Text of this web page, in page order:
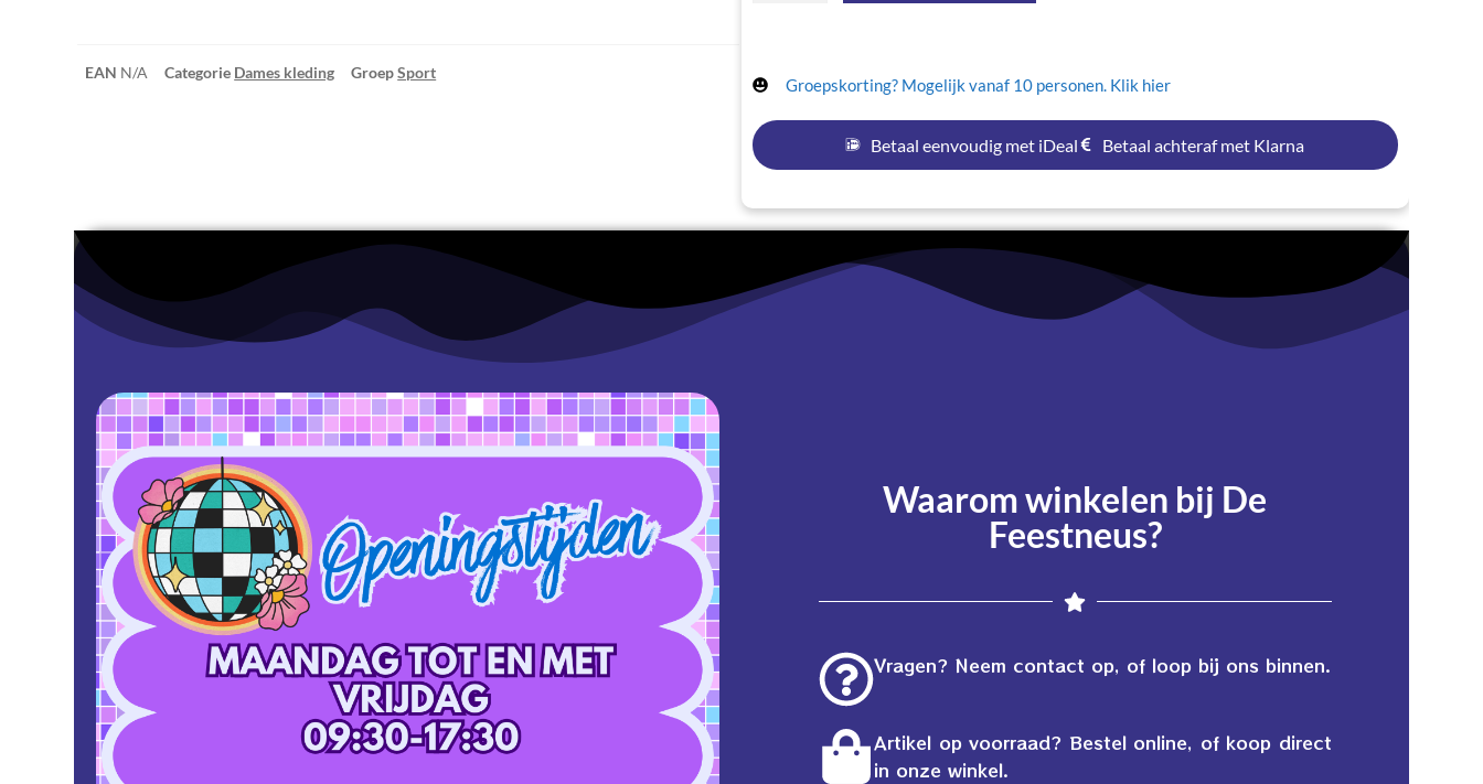
EAN N/A Categorie Dames kleding GroepSport
Groepskorting? Mogelijk vanaf 10 personen. Klik hier
Betaal eenvoudig met iDeal Betaal achteraf met Klarna
Waarom winkelen bij De
Feestneus?
Vragen? Neem contact op, of loop bij ons binnen.
Artikel op voorraad? Bestel online, of koop direct
in onze winkel.